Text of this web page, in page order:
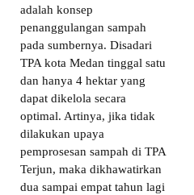
adalah konsep
penanggulangan sampah
pada sumbernya. Disadari
TPA kota Medan tinggal satu
dan hanya 4 hektar yang
dapat dikelola secara
optimal. Artinya, jika tidak
dilakukan upaya
pemprosesan sampah di TPA
Terjun, maka dikhawatirkan
dua sampai empat tahun lagi